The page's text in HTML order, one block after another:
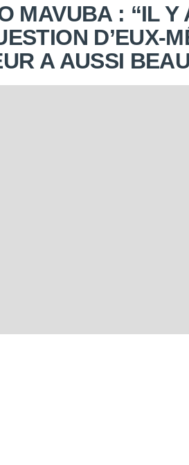
MAVUBA : “IL Y
D’EUX-
A AUSSI